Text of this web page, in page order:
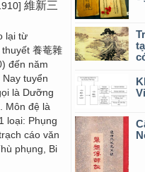
維新三
lại từ
養菴雜
đến năm
tuyển
là Dưỡng
Môn đệ là
loại: Phụng
cáo văn
phụng, Bi